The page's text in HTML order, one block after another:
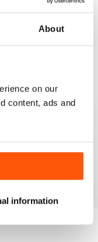
About
on our
content, ads and
information